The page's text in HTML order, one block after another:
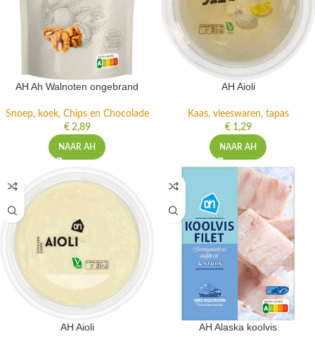
AH Ah Walnoten ongebrand
Snoep, koek, Chips en Chocolade
€2,89
NAAR AH
AH Aioli
Kaas, vleeswaren, tapas
€1,29
NAAR AH
AH Aioli AH Alaska koolvis